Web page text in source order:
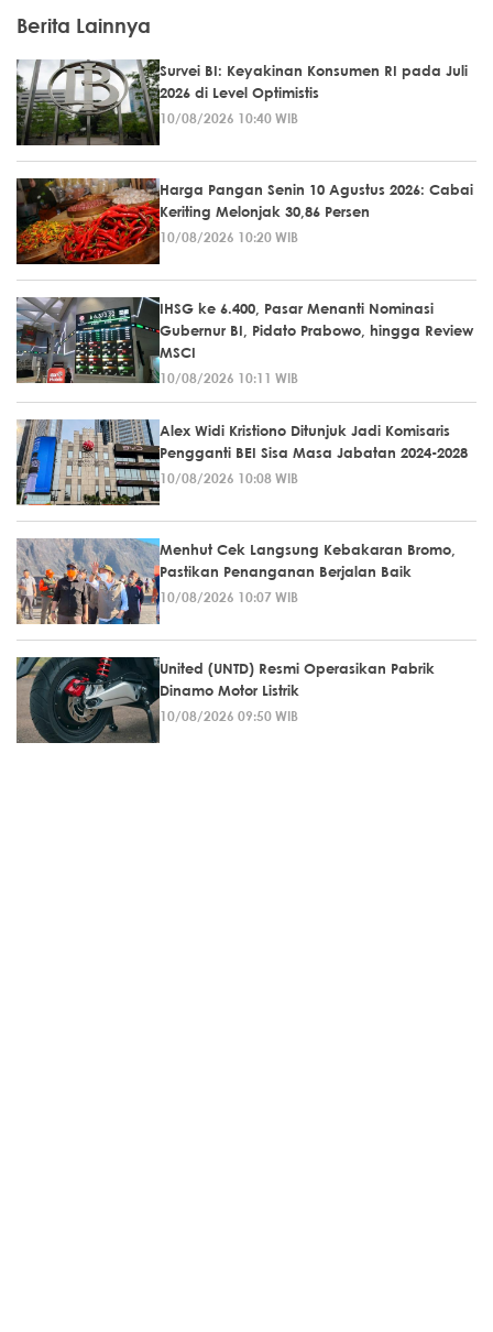
Berita Lainnya
Survei BI: Keyakinan Konsumen RI pada Juli
2026 di Level Optimistis
10/08/2026 10:40 WIB
Harga Pangan Senin 10 Agustus 2026: Cabai
Keriting Melonjak 30,86 Persen
10/08/2026 10:20 WIB
IHSG ke 6.400, Pasar Menanti Nominasi
Gubernur BI, Pidato Prabowo, hingga Review
MSCI
10/08/2026 10:11 WIB
Alex Widi Kristiono Ditunjuk Jadi Komisaris
Pengganti BEI Sisa Masa Jabatan 2024-2028
10/08/2026 10:08 WIB
Menhut Cek Langsung Kebakaran Bromo,
Pastikan Penanganan Berjalan Baik
10/08/2026 10:07 WIB
United (UNTD) Resmi Operasikan Pabrik
Dinamo Motor Listrik
10/08/2026 09:50 WIB